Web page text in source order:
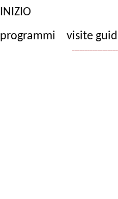
INIZIO
programmi
visite